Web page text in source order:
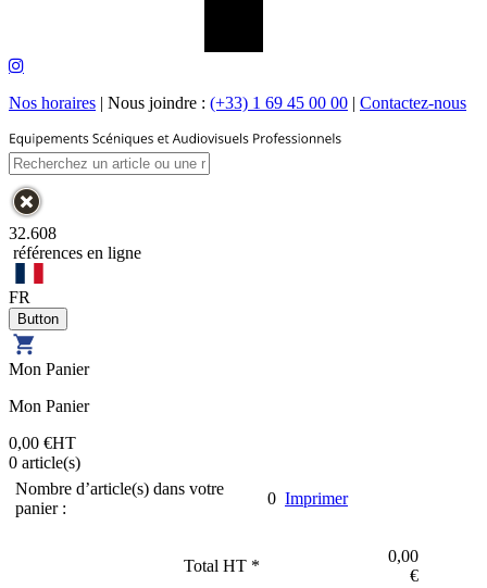
Nos horaires | Nous joindre : (+33) 1 69 45 00 00 | Contactez-nous
32.608
références en ligne
FR
Mon Panier
Mon Panier
0,00 €HT
0 article(s)
Nombre d’article(s) dans votre
panier :
0 Imprimer
Total HT *
0,00
€